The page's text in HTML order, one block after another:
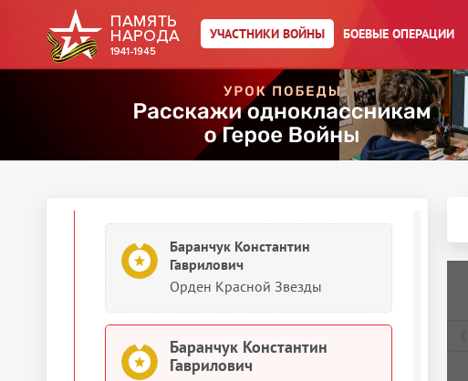
УЧАСТНИКИ ВОЙНЫ БОЕВЫЕ ОПЕРАЦИИ
Сведения о личном составе
Баранчук Константин
Гаврилович
Учетно-послужная картотека
1943
Баранчук Константин
Гаврилович
Орден Красной Звезды
Баранчук Константин
Гаврилович